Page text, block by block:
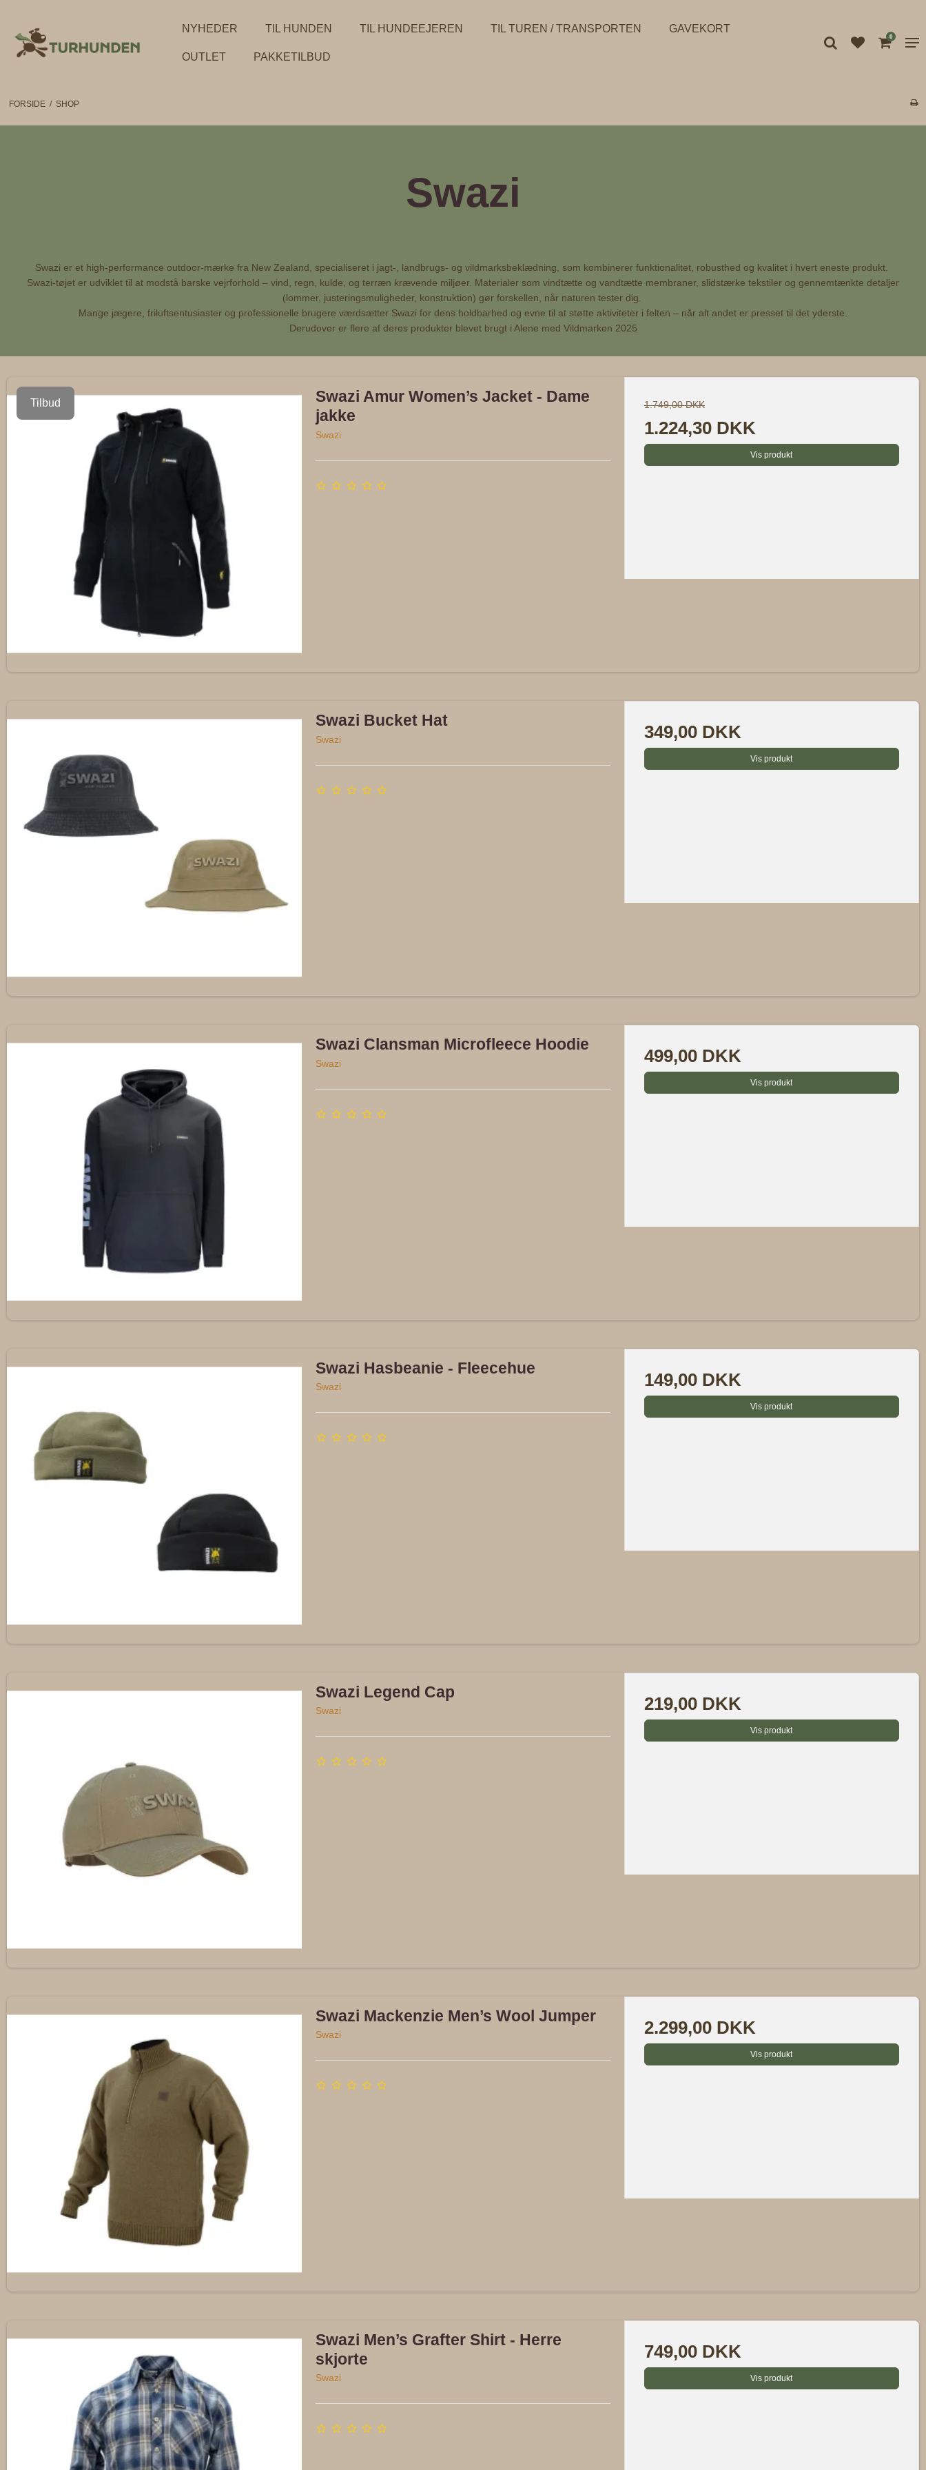
NYHEDER TIL HUNDEN TIL HUNDEEJEREN TIL TUREN / TRANSPORTEN GAVEKORT
OUTLET PAKKETILBUD
0
FORSIDE / SHOP
Swazi
Swazi er et high-performance outdoor-mærke fra New Zealand, specialiseret i jagt-, landbrugs- og vildmarksbeklædning, som kombinerer funktionalitet, robusthed og kvalitet i hvert eneste produkt.
Swazi-tøjet er udviklet til at modstå barske vejrforhold – vind, regn, kulde, og terræn krævende miljøer. Materialer som vindtætte og vandtætte membraner, slidstærke tekstiler og gennemtænkte detaljer
(lommer, justeringsmuligheder, konstruktion) gør forskellen, når naturen tester dig.
Mange jægere, friluftsentusiaster og professionelle brugere værdsætter Swazi for dens holdbarhed og evne til at støtte aktiviteter i felten – når alt andet er presset til det yderste.
Derudover er flere af deres produkter blevet brugt i Alene med Vildmarken 2025
Tilbud
Swazi Amur Women’s Jacket - Dame
jakke
Swazi
1.749,00 DKK
1.224,30 DKK
Vis produkt
Swazi Bucket Hat
Swazi 349,00 DKK
Vis produkt
Swazi Clansman Microfleece Hoodie
Swazi 499,00 DKK
Vis produkt
Swazi Hasbeanie - Fleecehue
Swazi 149,00 DKK
Vis produkt
Swazi Legend Cap
Swazi 219,00 DKK
Vis produkt
Swazi Mackenzie Men’s Wool Jumper
Swazi 2.299,00 DKK
Vis produkt
Swazi Men’s Grafter Shirt - Herre
skjorte
Swazi
749,00 DKK
Vis produkt
At handle hos Turhunden 😀
Ved at tilmelde Turhundens nyhedsbrev, får du
Jatak til Gratis fragt &